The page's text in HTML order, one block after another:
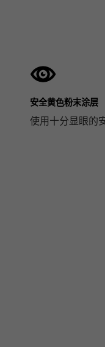
安全黄色粉末涂层
使用十分显眼的